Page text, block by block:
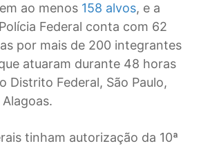
ao menos 158 alvos, e a
Federal conta com 62
por mais de 200 integrantes
atuaram durante 48 horas
Distrito Federal, São Paulo,
tinham autorização da 10ª